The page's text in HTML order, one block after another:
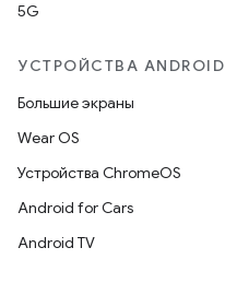
5G
УСТРОЙСТВА ANDROID
Большие экраны
Wear OS
Устройства ChromeOS
Android for Cars
Android TV